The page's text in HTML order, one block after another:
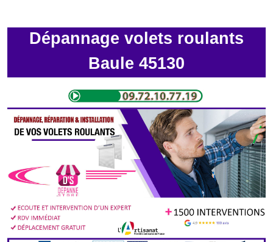
Dépannage volets roulants
Baule 45130